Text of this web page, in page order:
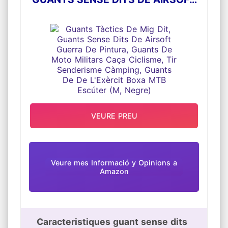
còmoda tot el dia
Aplicació: les manyoples sense dits són
adequades per a activitats en interiors o
exteriors, pot usar-les en qualsevol moment i
en qualsevol lloc; També es poden aplicar
com a regals adorables per a famílies, amics i
companys.
MOTO MILITARS CAÇA CICLISME,
TIR SENDERISME CÀMPING,
GUANTS DE DE L'EXÈRCIT BOXA
MTB ESCÚTER (M, NEGRE)
Veure mes Informació y Opinions a
Amazon
Caracteristiques guant sense dits
VEURE PREU